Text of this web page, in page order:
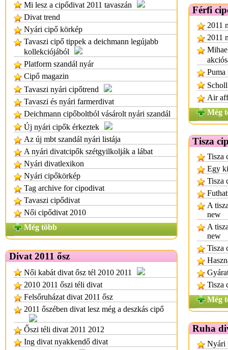
Mi lesz a cipődivat 2011 tavaszán
Divat trend
Nyári cipő körkép
Tavaszi cipő tippek a deichmann legújabb
kollekciójából
Platform szandál nyár
Cipő magazin
Tavaszi nyári cipőtrend
Tavaszi és nyári farmerdivat
Deichmann cipőboltból vásárolt nyári szandál
Új nyári cipők érkeztek
Az új mbt szandál nyári listája
A nyári divatcipők szétgyilkolják a lábat
Nyári divatlexikon
Nyári cipőkörkép
Tag archive for cipodivat
Tavaszi cipődivat
Női cipődivat 2010
Még több
Divat 2011 ősz
Női kabát divat ősz tél 2010 2011
2010 2011 őszi téli divat
Felsőruházat divat 2011 ősz
2011 őszében divat lesz még a deszkás cipő
Őszi téli divat 2011 2012
Ing divat nyakkendő divat
Férfi
2011
2011
Puma
Air
Még
Tisza
Tisza
Egy
Tisza
A
new
A
new
Tisza
Tisza
Még
Ruha
Nyári